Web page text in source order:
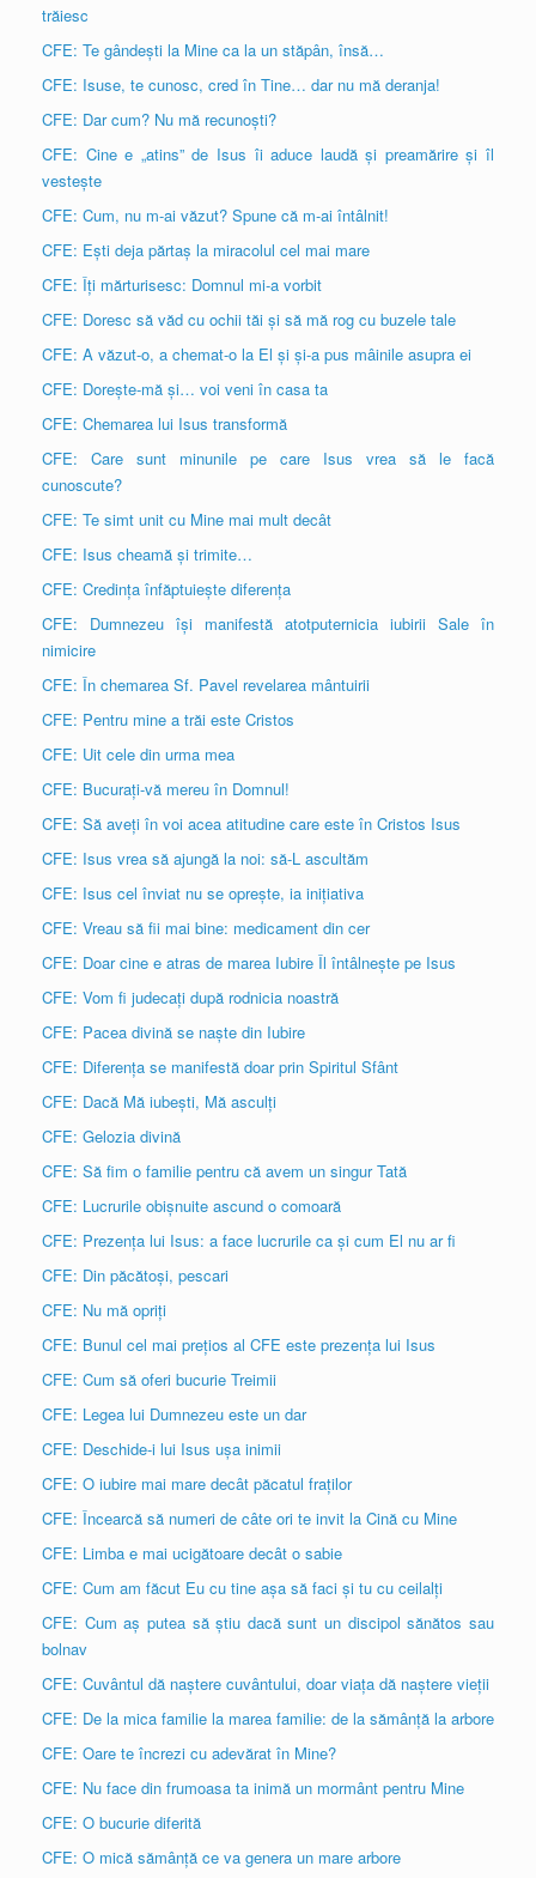
trăiesc
CFE: Te gândești la Mine ca la un stăpân, însă…
CFE: Isuse, te cunosc, cred în Tine… dar nu mă deranja!
CFE: Dar cum? Nu mă recunoști?
CFE: Cine e „atins” de Isus îi aduce laudă și preamărire și îl
vestește
CFE: Cum, nu m-ai văzut? Spune că m-ai întâlnit!
CFE: Ești deja părtaș la miracolul cel mai mare
CFE: Îți mărturisesc: Domnul mi-a vorbit
CFE: Doresc să văd cu ochii tăi și să mă rog cu buzele tale
CFE: A văzut-o, a chemat-o la El și și-a pus mâinile asupra ei
CFE: Dorește-mă și… voi veni în casa ta
CFE: Chemarea lui Isus transformă
CFE: Care sunt minunile pe care Isus vrea să le facă
cunoscute?
CFE: Te simt unit cu Mine mai mult decât
CFE: Isus cheamă și trimite…
CFE: Credința înfăptuiește diferența
CFE: Dumnezeu își manifestă atotputernicia iubirii Sale în
nimicire
CFE: În chemarea Sf. Pavel revelarea mântuirii
CFE: Pentru mine a trăi este Cristos
CFE: Uit cele din urma mea
CFE: Bucurați-vă mereu în Domnul!
CFE: Să aveți în voi acea atitudine care este în Cristos Isus
CFE: Isus vrea să ajungă la noi: să-L ascultăm
CFE: Isus cel înviat nu se oprește, ia inițiativa
CFE: Vreau să fii mai bine: medicament din cer
CFE: Doar cine e atras de marea Iubire Îl întâlnește pe Isus
CFE: Vom fi judecați după rodnicia noastră
CFE: Pacea divină se naște din Iubire
CFE: Diferența se manifestă doar prin Spiritul Sfânt
CFE: Dacă Mă iubești, Mă asculți
CFE: Gelozia divină
CFE: Să fim o familie pentru că avem un singur Tată
CFE: Lucrurile obișnuite ascund o comoară
CFE: Prezența lui Isus: a face lucrurile ca și cum El nu ar fi
CFE: Din păcătoși, pescari
CFE: Nu mă opriți
CFE: Bunul cel mai prețios al CFE este prezența lui Isus
CFE: Cum să oferi bucurie Treimii
CFE: Legea lui Dumnezeu este un dar
CFE: Deschide-i lui Isus ușa inimii
CFE: O iubire mai mare decât păcatul fraților
CFE: Încearcă să numeri de câte ori te invit la Cină cu Mine
CFE: Limba e mai ucigătoare decât o sabie
CFE: Cum am făcut Eu cu tine așa să faci și tu cu ceilalți
CFE: Cum aș putea să știu dacă sunt un discipol sănătos sau
bolnav
CFE: Cuvântul dă naștere cuvântului, doar viața dă naștere vieții
CFE: De la mica familie la marea familie: de la sămânță la arbore
CFE: Oare te încrezi cu adevărat în Mine?
CFE: Nu face din frumoasa ta inimă un mormânt pentru Mine
CFE: O bucurie diferită
CFE: O mică sămânță ce va genera un mare arbore